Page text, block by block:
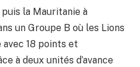
puis la Mauritanie à
un Groupe B où les Lions
18 points et
à deux unités d’avance